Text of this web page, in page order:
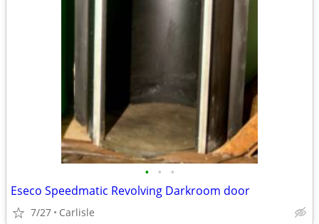
• • •
Eseco Speedmatic Revolving Darkroom door
7/27 Carlisle